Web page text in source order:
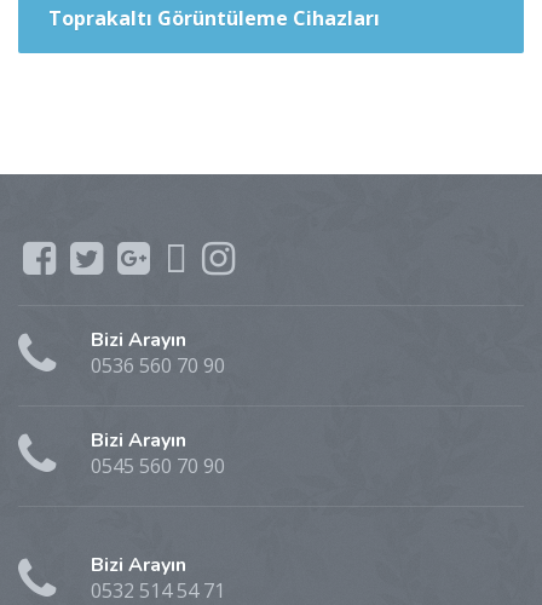
Toprakaltı Görüntüleme Cihazları
Bizi Arayın
0536 560 70 90
Bizi Arayın
0545 560 70 90
Bizi Arayın
0532 514 54 71